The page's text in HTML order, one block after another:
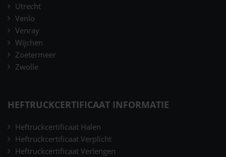
Utrecht
Venlo
Venray
Wijchen
Zoetermeer
Zwolle
HEFTRUCKCERTIFICAAT INFORMATIE
Heftruckcertificaat Halen
Heftruckcertificaat Verplicht
Heftruckcertificaat Verlengen